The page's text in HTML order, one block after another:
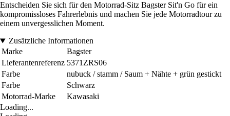
Entscheiden Sie sich für den Motorrad-Sitz Bagster Sit'n Go für ein
kompromissloses Fahrerlebnis und machen Sie jede Motorradtour zu
einem unvergesslichen Moment.
Zusätzliche Informationen
Marke
Bagster
Lieferantenreferenz 5371ZRS06
Farbe
nubuck / stamm / Saum + Nähte + grün gestickt
Farbe
Schwarz
Motorrad-Marke
Kawasaki
Loading...